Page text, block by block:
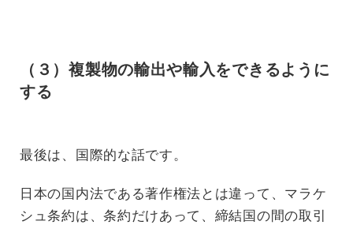
（３）複製物の輸出や輸入をできるように
する
最後は、国際的な話です。
日本の国内法である著作権法とは違って、マラケ
シュ条約は、条約だけあって、締結国の間の取引